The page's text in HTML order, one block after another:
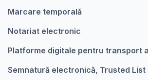
Marcare temporalǎ
Notariat electronic
Platforme digitale pentru transport
Semnatură electronică, Trusted List